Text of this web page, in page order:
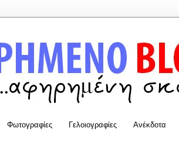
Φωτογραφίες Γελοιογραφίες Ανέκδοτα